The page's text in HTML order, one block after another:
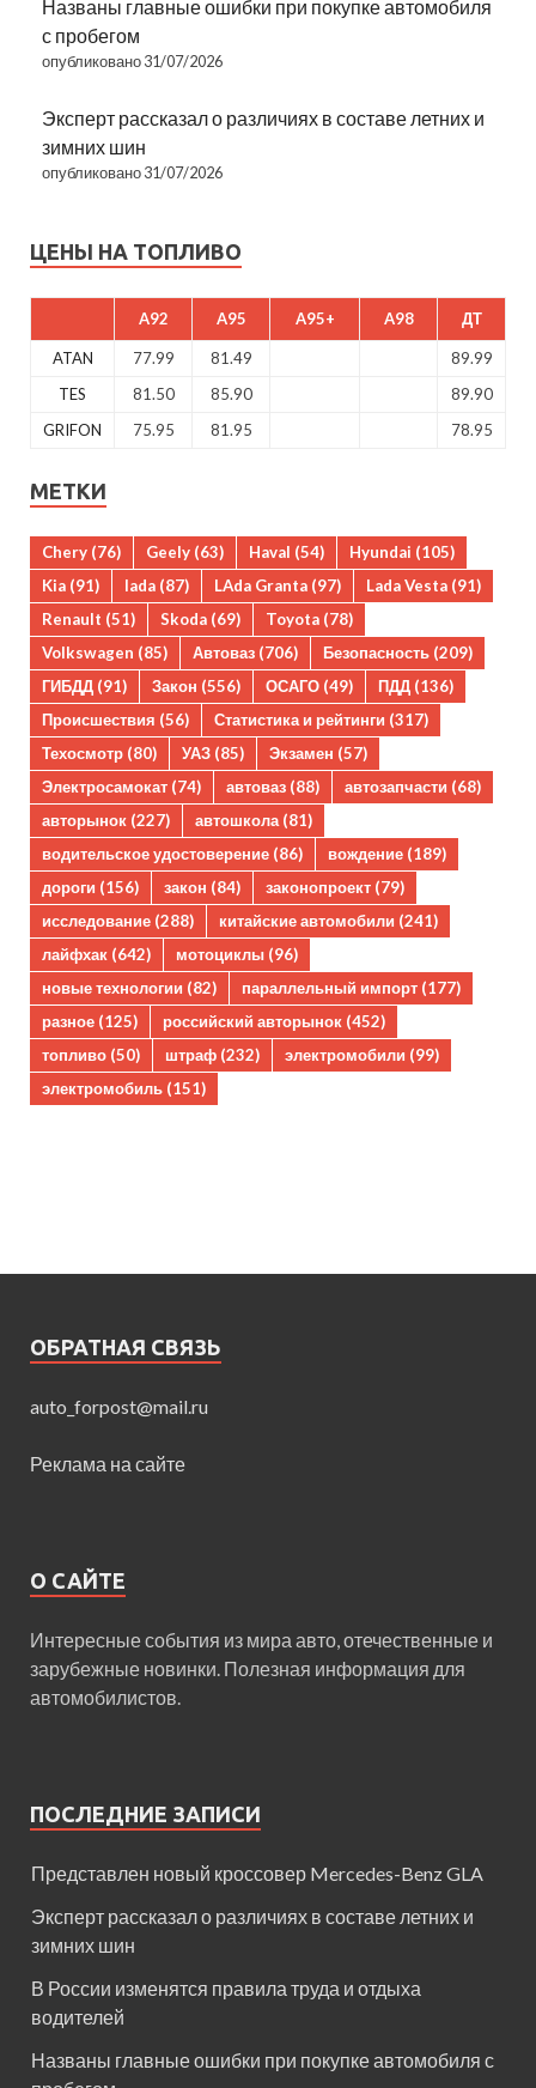
Названы главные ошибки при покупке автомобиля
с пробегом
опубликовано 31/07/2026
Эксперт рассказал о различиях в составе летних и
зимних шин
опубликовано 31/07/2026
ЦЕНЫ НА ТОПЛИВО
A92 A95 A95+ A98 ДТ
ATAN 77.99 81.49
89.99
TES
81.50 85.90
89.90
GRIFON
75.95 81.95 78.95
МЕТКИ
Chery (76) Geely (63) Haval (54) Hyundai (105)
Kia (91) lada (87) LAda Granta (97) Lada Vesta (91)
Renault (51) Skoda (69) Toyota (78)
Volkswagen (85) Автоваз (706) Безопасность (209)
ГИБДД (91) Закон (556) ОСАГО (49) ПДД (136)
Происшествия (56) Статистика и рейтинги (317)
Техосмотр (80) УАЗ (85) Экзамен (57)
Электросамокат (74) автоваз (88) автозапчасти (68)
авторынок (227) автошкола(81)
водительское удостоверение (86) вождение (189)
дороги (156) закон (84) законопроект (79)
исследование (288) китайские автомобили (241)
лайфхак (642) мотоциклы (96)
новые технологии (82) параллельный импорт (177)
разное (125) российский авторынок (452)
топливо (50) штраф (232) электромобили (99)
электромобиль (151)
ОБРАТНАЯ СВЯЗЬ
auto_forpost@mail.ru
Реклама на сайте
О САЙТЕ
Интересные события из мира авто, отечественные и
зарубежные новинки. Полезная информация для
автомобилистов.
ПОСЛЕДНИЕ ЗАПИСИ
Представлен новый кроссовер Mercedes-Benz GLA
Эксперт рассказал о различиях в составе летних и
зимних шин
В России изменятся правила труда и отдыха
водителей
Названы главные ошибки при покупке автомобиля с